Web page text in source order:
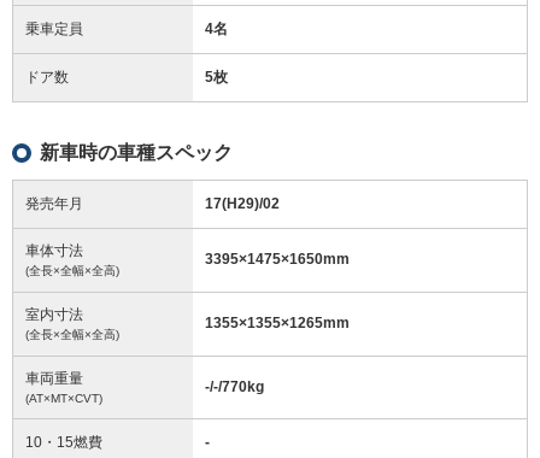
乗車定員 4名
ドア数 5枚
新車時の車種スペック
発売年月 17(H29)/02
車体寸法
(全長×全幅×全高)
3395×1475×1650mm
室内寸法
(全長×全幅×全高)
1355×1355×1265mm
車両重量
(AT×MT×CVT)
-/-/770kg
10・15燃費 -